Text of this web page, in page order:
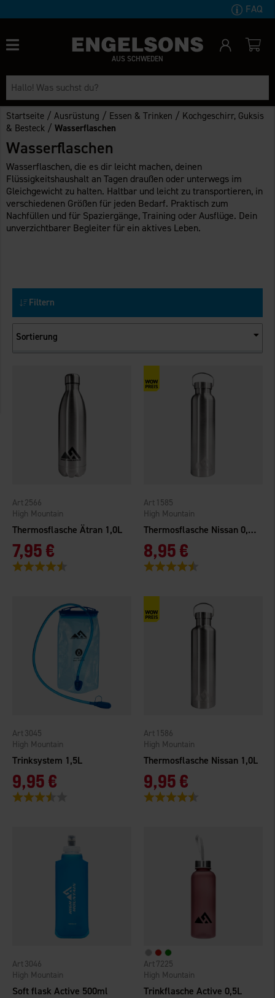
FAQ
AUS SCHWEDEN
Startseite /Ausrüstung / Essen & Trinken / Kochgeschirr, Guksis
& Besteck /Wasserflaschen
Wasserflaschen
Wasserflaschen, die es dir leicht machen, deinen
Flüssigkeitshaushalt an Tagen draußen oder unterwegs im
Gleichgewicht zu halten. Haltbar und leicht zu transportieren, in
verschiedenen Größen für jeden Bedarf. Praktisch zum
Nachfüllen und für Spaziergänge, Training oder Ausflüge. Dein
unverzichtbarer Begleiter für ein aktives Leben.
Filtern
Sortierung
Thermosflasche Ätran 1,0L
High Mountain
2566
7,95 €
Bewertung:
Thermosflasche Nissan 0,75L
High Mountain
1585
8,95 €
Bewertung:
Trinksystem 1,5L
High Mountain
3045
9,95 €
Bewertung:
Thermosflasche Nissan 1,0L
High Mountain
1586
9,95 €
Bewertung:
Soft flask Active 500ml
High Mountain
3046
Trinkflasche Active 0,5L
High Mountain
7225